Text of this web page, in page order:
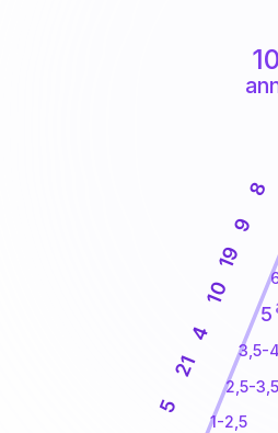
10
1-2,5
2,5-3,5
3,5-4
5
21
4
10
19
9
8
5